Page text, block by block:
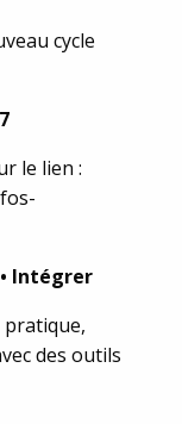
cycle
le lien :
Intégrer
des outils